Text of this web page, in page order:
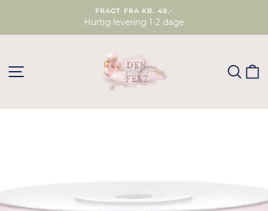
FRAGT FRA KR. 49,-
Hurtig levering 1-2 dage
SØG